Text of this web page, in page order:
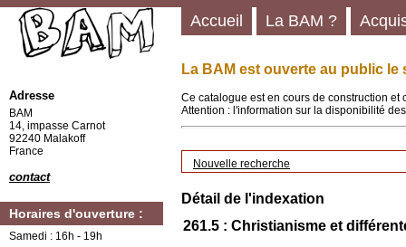
La BAM est ouverte au public le
Ce catalogue est en cours de construction
Attention : l'information sur la disponibilité
Nouvelle recherche
Détail de l'indexation
261.5 : Christianisme et
Accueil La BAM ?
Adresse
BAM
14, impasse Carnot
92240 Malakoff
France
contact
Horaires d'ouverture :
Samedi : 16h - 19h